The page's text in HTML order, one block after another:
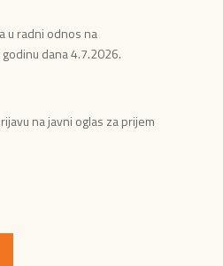
u radni odnos na
dana 4.7.2026.
na javni oglas za prijem